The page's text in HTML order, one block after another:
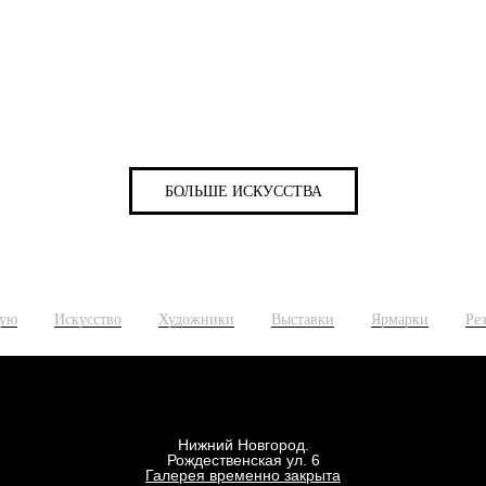
БОЛЬШЕ ИСКУССТВА
Искусство Художники Выставки Ярмарки
Нижний Новгород.
Рождественская ул. 6
Галерея временно закрыта